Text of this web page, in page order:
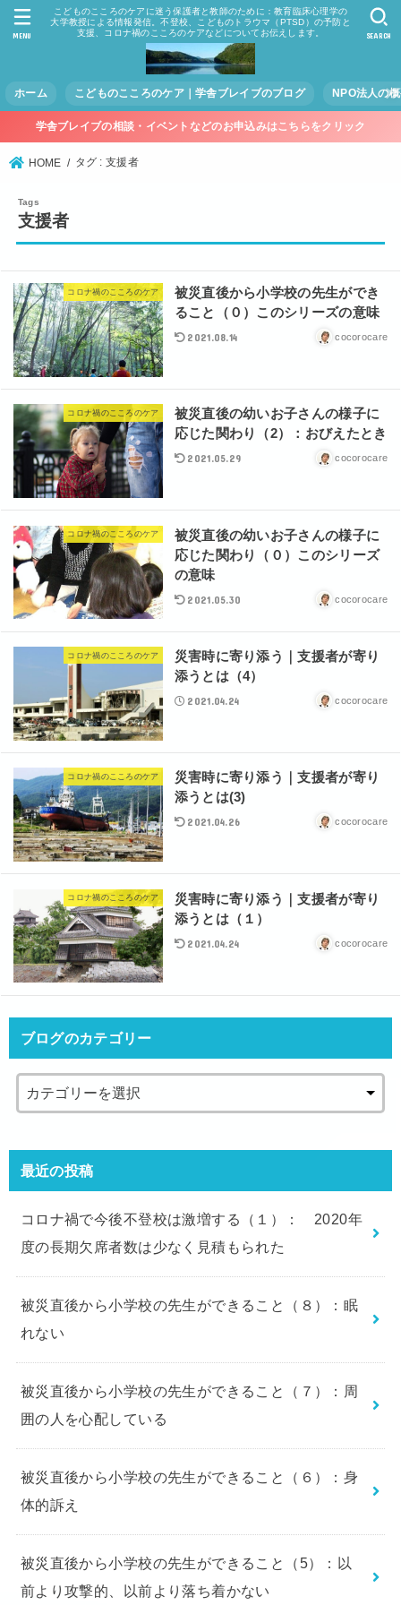
こどものこころのケアに迷う保護者と教師のために：教育臨床心理学の
大学教授による情報発信。不登校、こどものトラウマ（PTSD）の予防と
支援、コロナ禍のこころのケアなどについてお伝えします。
ホーム こどものこころのケア｜学舎ブレイブのブログ NPO法人の
SEARCH
MENU
学舎ブレイブの相談・イベントなどのお申込みはこちらをクリック
HOME タグ : 支援者
支援者
コロナ禍のこころのケア
被災直後から小学校の先生ができ
ること（０）このシリーズの意味
2021.08.14 cocorocare
コロナ禍のこころのケア
被災直後の幼いお子さんの様子に
応じた関わり（2）：おびえたとき
2021.05.29 cocorocare
コロナ禍のこころのケア
被災直後の幼いお子さんの様子に
応じた関わり（０）このシリーズ
の意味
2021.05.30 cocorocare
コロナ禍のこころのケア
災害時に寄り添う｜支援者が寄り
添うとは（4）
2021.04.24 cocorocare
コロナ禍のこころのケア
災害時に寄り添う｜支援者が寄り
添うとは(3)
2021.04.26 cocorocare
コロナ禍のこころのケア
災害時に寄り添う｜支援者が寄り
添うとは（１）
2021.04.24 cocorocare
ブログのカテゴリー
最近の投稿
コロナ禍で今後不登校は激増する（１）： 2020年
度の長期欠席者数は少なく見積もられた
被災直後から小学校の先生ができること（８）：眠
れない
被災直後から小学校の先生ができること（７）：周
囲の人を心配している
被災直後から小学校の先生ができること（６）：身
体的訴え
被災直後から小学校の先生ができること（5）：以
前より攻撃的、以前より落ち着かない